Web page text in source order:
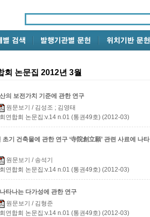
회 논문집 2012년 3월
의 보전가치 기준에 관한 연구
원문보기 / 김성조 ; 김영태
연합회 논문집:v.14 n.01 (통권49호) (2012-03)
초기 건축물에 관한 연구 ‘寺院創立願’ 관련 사료에 나
원문보기 / 송석기
연합회 논문집:v.14 n.01 (통권49호) (2012-03)
타나는 다가성에 관한 연구
원문보기 / 김형준
연합회 논문집:v.14 n.01 (통권49호) (2012-03)